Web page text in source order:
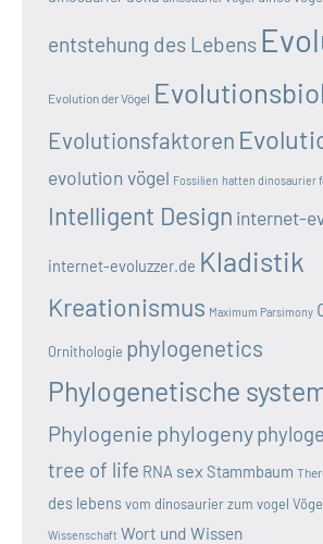
entstehung des Lebens
Evolution der Vögel
Evolutionsfaktoren
evolution vögel Fossilien hatten dinosaurier
Intelligent Design internet-
internet-evoluzzer.de Kladistik
Kreationismus Maximum Parsimony
Ornithologie phylogenetics
Phylogenetische
Phylogenie phylogeny
tree of life RNA sex Stammbaum
des lebensvom dinosaurier zum vogel
Wissenschaft Wort und Wissen